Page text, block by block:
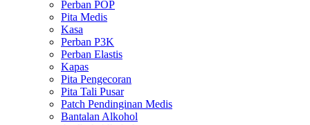
Perban POP
Pita Medis
Kasa
Perban P3K
Perban Elastis
Kapas
Pita Pengecoran
Pita Tali Pusar
Patch Pendinginan Medis
Bantalan Alkohol